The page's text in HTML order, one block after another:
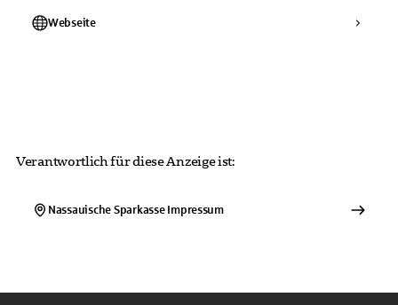
Webseite
Verantwortlich für diese Anzeige ist:
Nassauische SparkasseImpressum